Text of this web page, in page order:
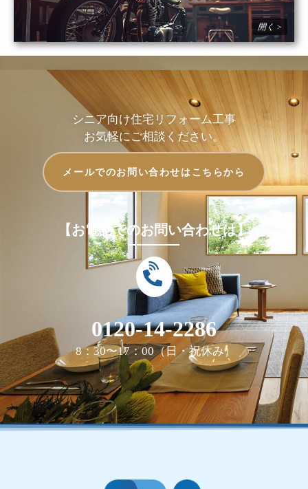
シニア向け住宅リフォーム工事
お気軽にご相談ください。
メールでのお問い合わせはこちらから
【お電話でのお問い合わせは】
0120-14-2286
8：30〜17：00（日・祝休み）